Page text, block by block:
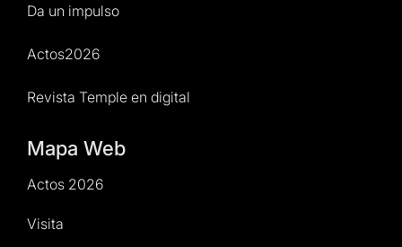
Da un impulso
Actos2026
Revista Temple en digital
Mapa Web
Actos 2026
Visita